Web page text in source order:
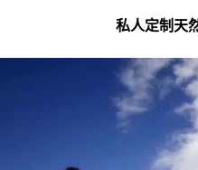
私人定制天